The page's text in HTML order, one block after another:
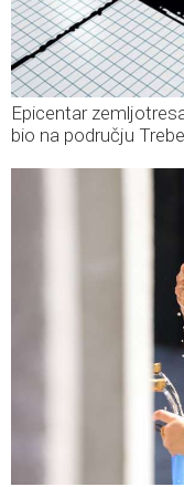
Epicentar
bio na području